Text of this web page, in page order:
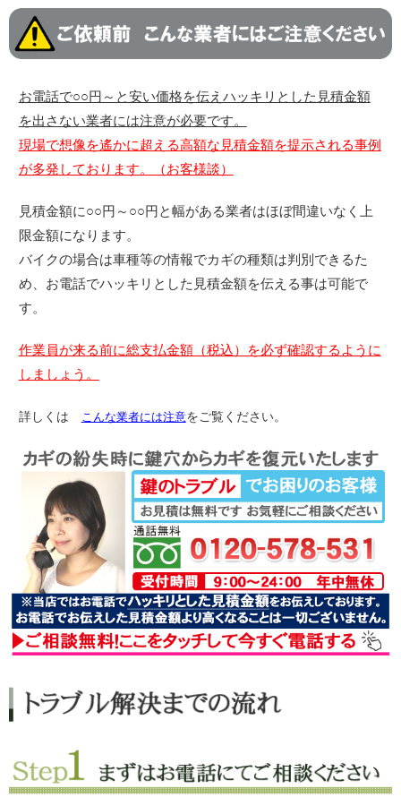
お電話で○○円～と安い価格を伝えハッキリとした見積金額
を出さない業者には注意が必要です。
現場で想像を遙かに超える高額な見積金額を提示される事例
が多発しております。（お客様談）
見積金額に○○円～○○円と幅がある業者はほぼ間違いなく上
限金額になります。
バイクの場合は車種等の情報でカギの種類は判別できるた
め、お電話でハッキリとした見積金額を伝える事は可能で
す。
作業員が来る前に総支払金額（税込）を必ず確認するように
しましょう。
詳しくは こんな業者には注意をご覧ください。